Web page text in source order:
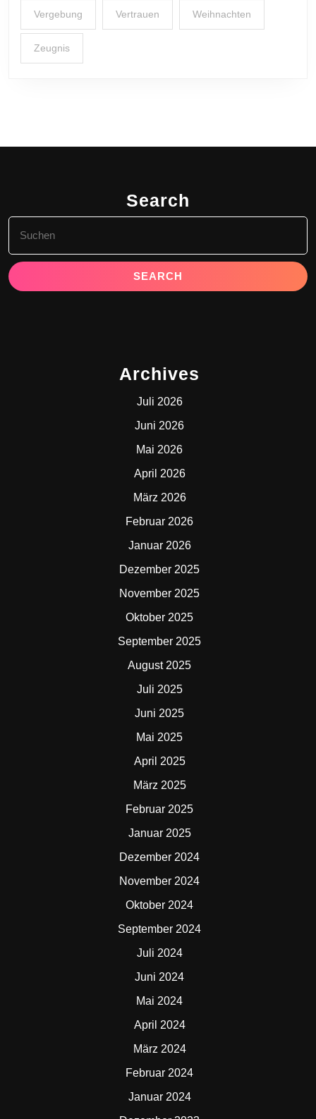
Vergebung Vertrauen Weihnachten
Zeugnis
Search
for:
Archives
Juli 2026
Juni 2026
Mai 2026
April 2026
März 2026
Februar 2026
Januar 2026
Dezember 2025
November 2025
Oktober 2025
September 2025
August 2025
Juli 2025
Juni 2025
Mai 2025
April 2025
März 2025
Februar 2025
Januar 2025
Dezember 2024
November 2024
Oktober 2024
September 2024
Juli 2024
Juni 2024
Mai 2024
April 2024
März 2024
Februar 2024
Januar 2024